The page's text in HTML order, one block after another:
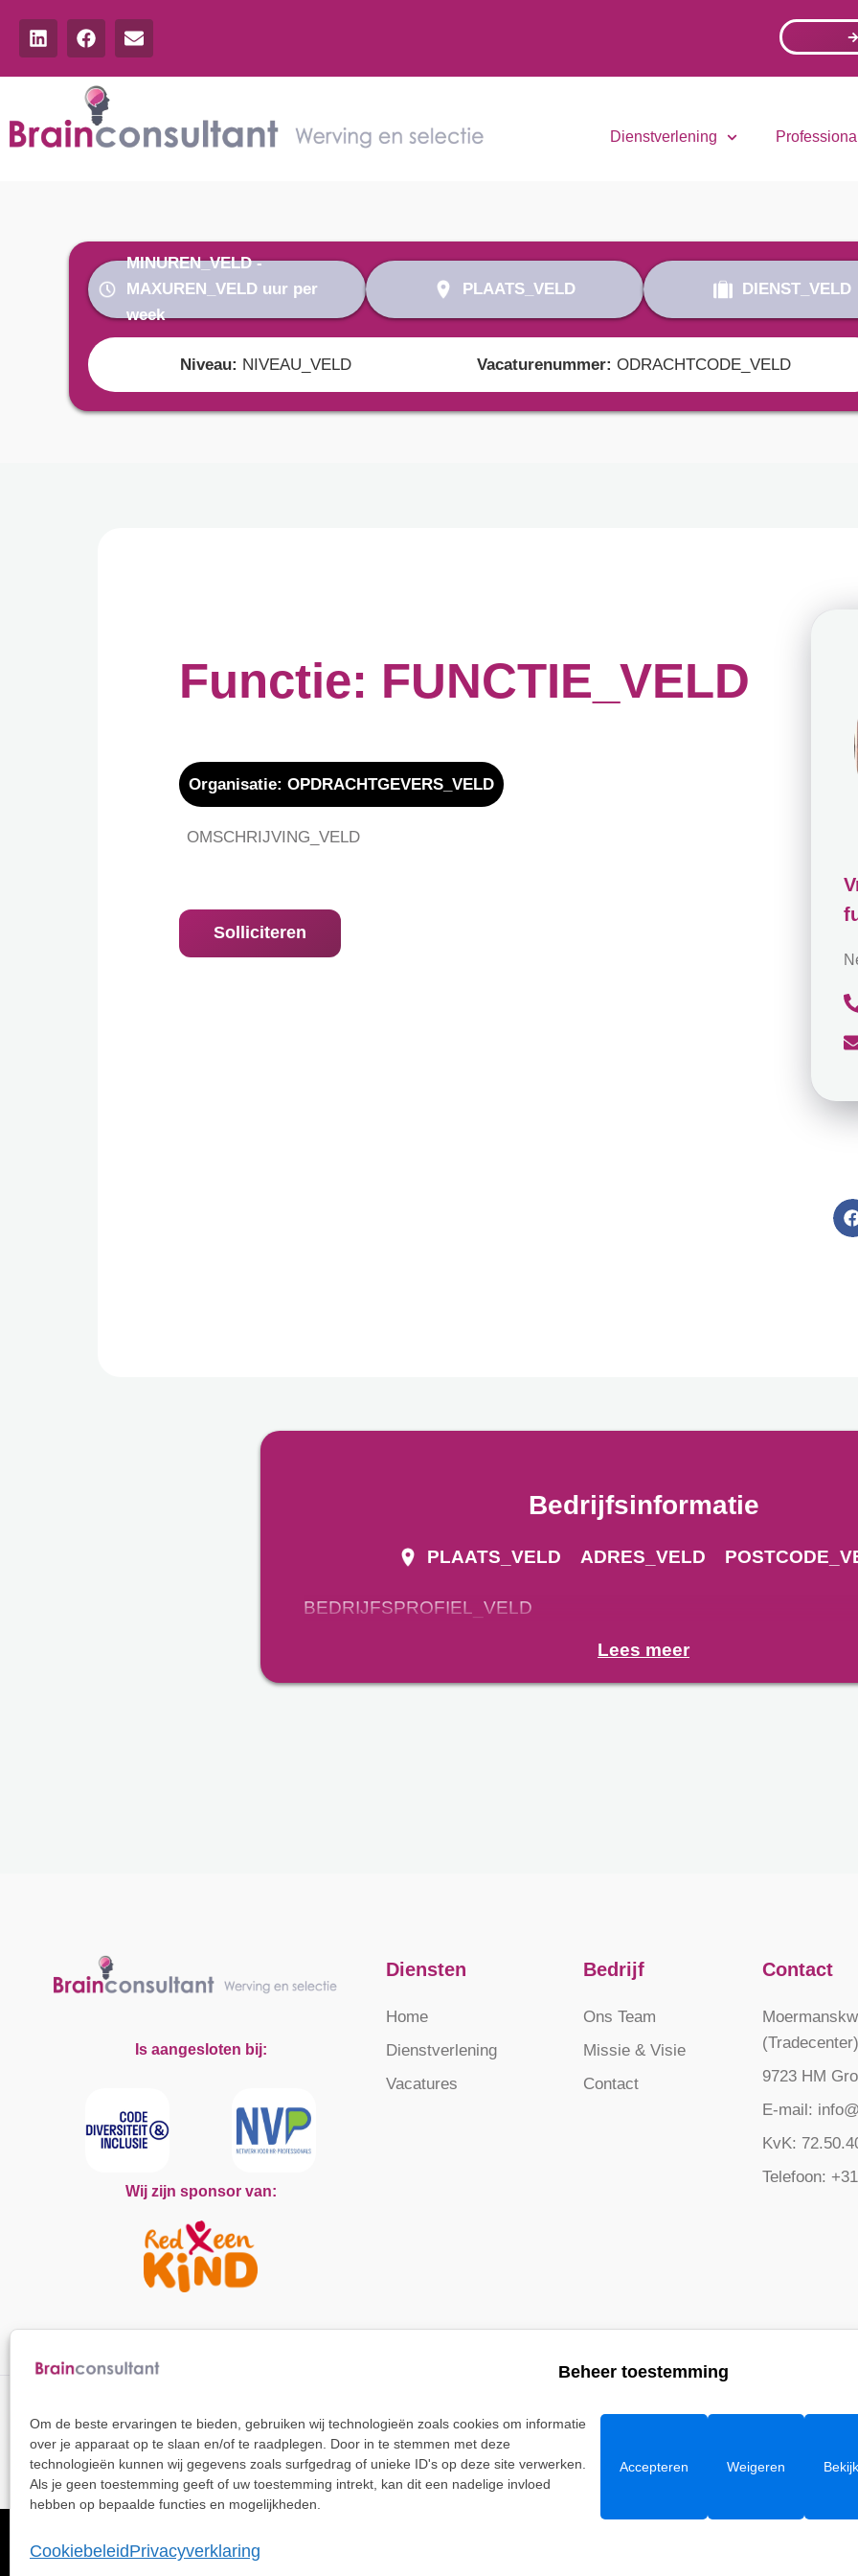
Beheer toestemming
Om de beste ervaringen te bieden, gebruiken wij technologieën zoals cookies om informatie
over je apparaat op te slaan en/of te raadplegen. Door in te stemmen met deze
technologieën kunnen wij gegevens zoals surfgedrag of unieke ID's op deze site verwerken.
Als je geen toestemming geeft of uw toestemming intrekt, kan dit een nadelige invloed
hebben op bepaalde functies en mogelijkheden.
Accepteren Weigeren
CookiebeleidPrivacyverklaring
Dienstverlening
MINUREN_VELD-
MAXUREN_VELD uur per
week
PLAATS_VELD DIENST_VELD
Niveau: NIVEAU_VELD Vacaturenummer: ODRACHTCODE_VELD
Functie: FUNCTIE_VELD
Organisatie: OPDRACHTGEVERS_VELD
OMSCHRIJVING_VELD
Solliciteren
Bedrijfsinformatie
PLAATS_VELD ADRES_VELD
BEDRIJFSPROFIEL_VELD
Lees meer
Is aangesloten bij:
Wij zijn sponsor van:
Diensten
Home
Dienstverlening
Vacatures
Bedrijf
Ons Team
Missie & Visie
Contact
Contact
9723 HM
E-mail:
KvK:
Telefoon:
Blijf op de hoogte
Privacystatement